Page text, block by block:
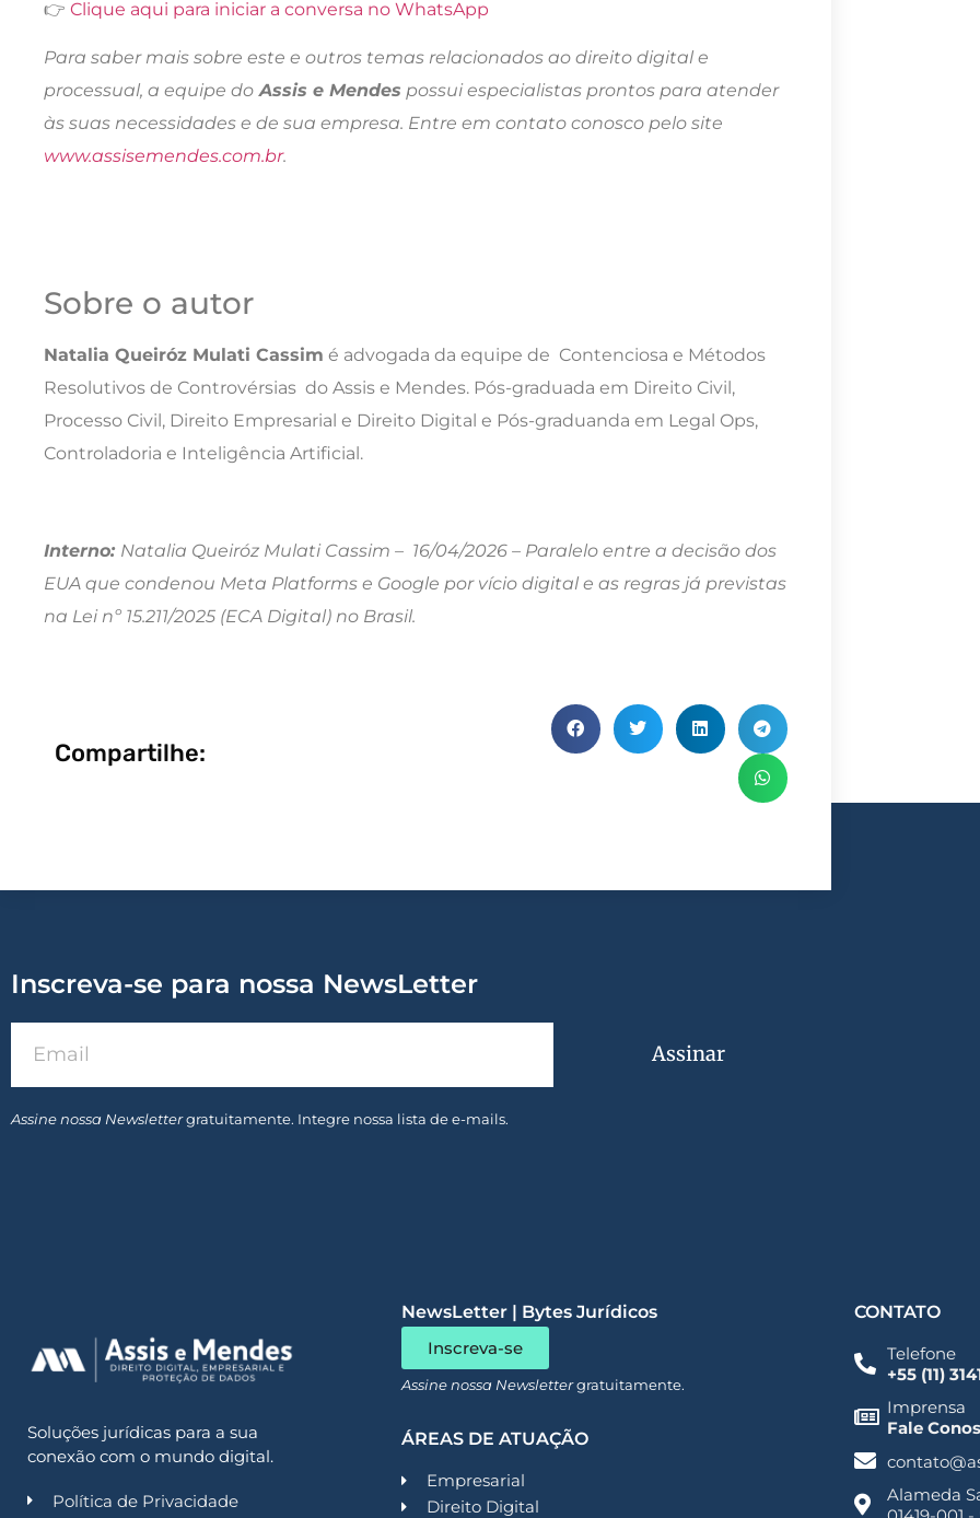
👉 Clique aqui para iniciar a conversa no WhatsApp
Para saber mais sobre este e outros temas relacionados ao direito digital e
processual, a equipe do Assis e Mendes possui especialistas prontos para atender
às suas necessidades e de sua empresa. Entre em contato conosco pelo site
www.assisemendes.com.br.
Sobre o autor
Natalia Queiróz Mulati Cassim é advogada da equipe de Contenciosa e Métodos
Resolutivos de Controvérsias do Assis e Mendes. Pós-graduada em Direito Civil,
Processo Civil, Direito Empresarial e Direito Digital e Pós-graduanda em Legal Ops,
Controladoria e Inteligência Artificial.
Interno: Natalia Queiróz Mulati Cassim – 16/04/2026 – Paralelo entre a decisão dos
EUA que condenou Meta Platforms e Google por vício digital e as regras já previstas
na Lei nº 15.211/2025 (ECA Digital) no Brasil.
Compartilhe:
Inscreva-se para nossa NewsLetter
Assinar
Assine nossa Newslettergratuitamente. Integre nossa lista de e-mails.
Soluções jurídicas para a sua
conexão com o mundo digital.
Política de Privacidade
NewsLetter | Bytes Jurídicos
Inscreva-se
Assine nossa Newslettergratuitamente.
ÁREAS DE ATUAÇÃO
Empresarial
Direito Digital
CONTATO
Telefone
+55 (11)
Imprensa
Fale
Alameda